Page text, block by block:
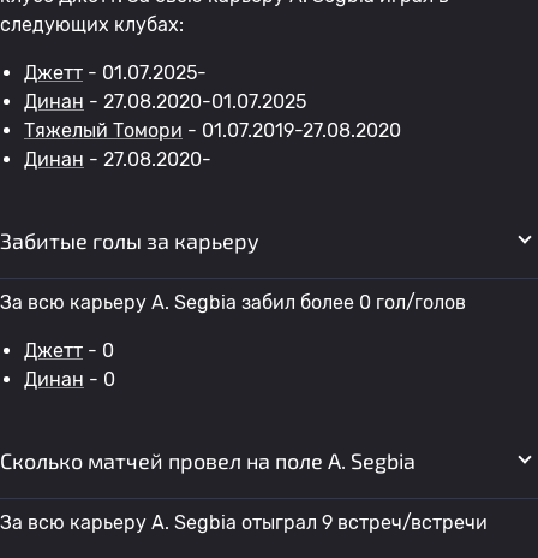
следующих клубах:
Джетт - 01.07.2025-
Динан - 27.08.2020-01.07.2025
Тяжелый Томори - 01.07.2019-27.08.2020
Динан - 27.08.2020-
Забитые голы за карьеру
За всю карьеру A. Segbia забил более 0 гол/голов
Джетт - 0
Динан - 0
Сколько матчей провел на поле A. Segbia
За всю карьеру A. Segbia отыграл 9 встреч/встречи